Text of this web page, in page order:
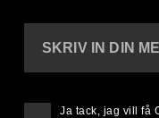
SKRIV IN DIN
Ja tack, jag vill få